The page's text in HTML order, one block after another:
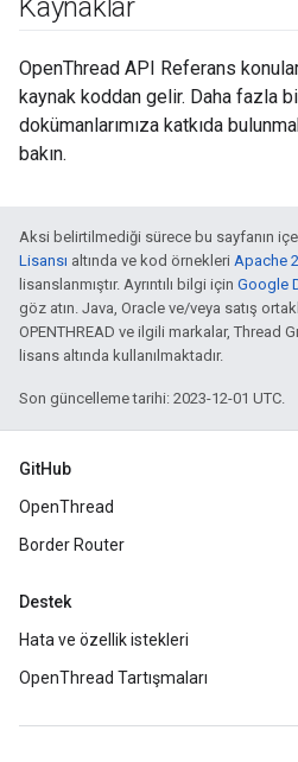
Kaynaklar
OpenThread API Referans
kaynak koddan gelir. Daha fazla
dokümanlarımıza katkıda
bakın.
Aksi belirtilmediği sürece bu sayfanın
Lisansı altında ve kod örnekleri Apache
lisanslanmıştır. Ayrıntılı bilgi için Google
göz atın. Java, Oracle ve/veya satış
OPENTHREAD ve ilgili markalar, Thread
lisans altında kullanılmaktadır.
Son güncelleme tarihi: 2023-12-01 UTC.
GitHub
OpenThread
Border Router
Destek
Hata ve özellik istekleri
OpenThread Tartışmaları